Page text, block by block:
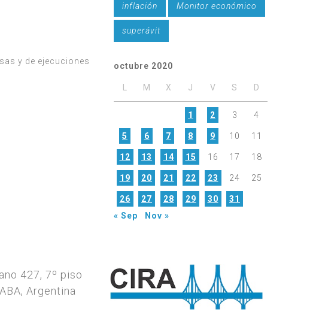
y de ejecuciones
inflación Monitor económico
superávit
octubre 2020
L M X J V S D
1 2 3 4
5 6 7 8 9 10 11
12 13 14 15 16 17 18
19 20 21 22 23 24 25
26 27 28 29 30
31
« Sep
Nov »
427, 7º piso
Argentina